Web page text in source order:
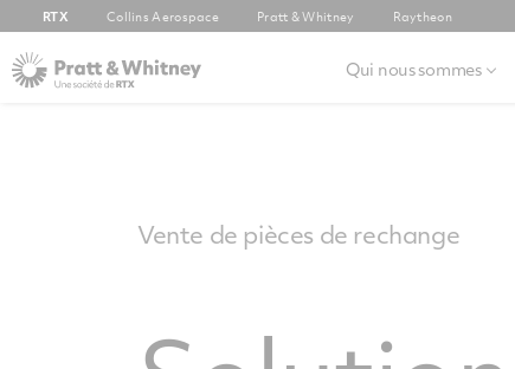
RTX Collins Aerospace Pratt & Whitney Raytheon
Qui nous sommes
Vente de pièces de rechange